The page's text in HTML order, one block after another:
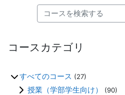
コースを検索する
コースカテゴリ
すべてのコース (27)
授業（学部学生向け） (90)